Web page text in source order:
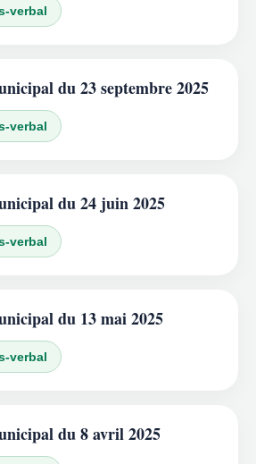
verbal
du 23 septembre 2025
verbal
du 24 juin 2025
verbal
du 13 mai 2025
verbal
du 8 avril 2025